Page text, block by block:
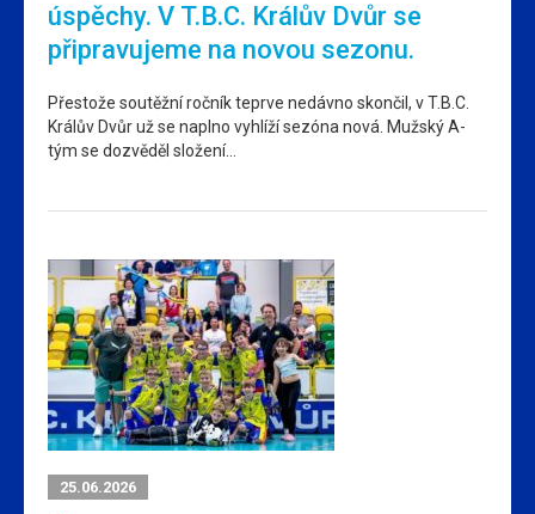
úspěchy. V T.B.C. Králův Dvůr se
připravujeme na novou sezonu.
Přestože soutěžní ročník teprve nedávno skončil, v T.B.C.
Králův Dvůr už se naplno vyhlíží sezóna nová. Mužský A-
tým se dozvěděl složení…
25.06.2026